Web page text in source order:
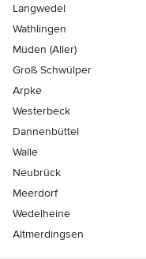
Langwedel
Wathlingen
Müden (Aller)
Groß Schwülper
Arpke
Westerbeck
Dannenbüttel
Walle
Neubrück
Meerdorf
Wedelheine
Altmerdingsen